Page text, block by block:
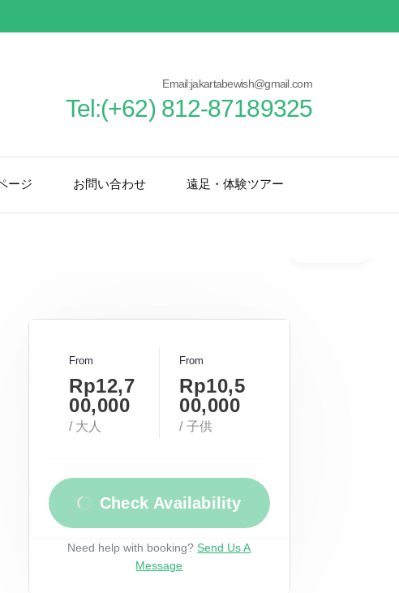
Email:jakartabewish@gmail.com
Tel:(+62) 812-87189325
ージ お問い合わせ 遠足・体験ツアー
From
Rp12,7
00,000
/ 大人
From
Rp10,5
00,000
/ 子供
Check Availability
Need help with booking? Send Us A
Message